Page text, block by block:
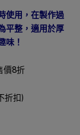
使用，在製作過
平整，適用於厚
味！
價8折
折扣)